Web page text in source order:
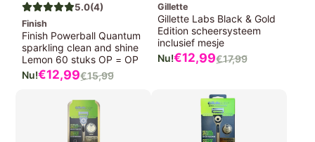
5.0(4)
Finish
Finish Powerball Quantum
sparkling clean and shine
Lemon 60 stuks OP = OP
Verkoopprijs
€12,99
Normale
€15,99
Gillette
Gillette Labs Black & Gold
Edition scheersysteem
inclusief mesje
Verkoopprijs
€12,99
Normale
€17,99